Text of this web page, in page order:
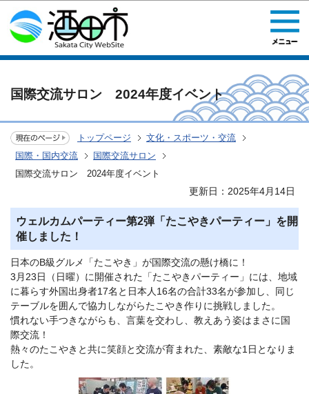
このページの本文へ移動
国際交流サロン 2024年度イベント
トップページ
文化・スポーツ・交流
国際・国内交流
国際交流サロン
国際交流サロン 2024年度イベント
更新日：2025年4月14日
ウェルカムパーティー第2弾「たこやきパーティー」を開
催しました！
日本のB級グルメ「たこやき」が国際交流の懸け橋に！
3月23日（日曜）に開催された「たこやきパーティー」には、地域
に暮らす外国出身者17名と日本人16名の合計33名が参加し、同じ
テーブルを囲んで協力しながらたこやき作りに挑戦しました。
慣れない手つきながらも、言葉を交わし、教えあう姿はまさに国
際交流！
熱々のたこやきと共に笑顔と交流が育まれた、素敵な1日となりま
した。